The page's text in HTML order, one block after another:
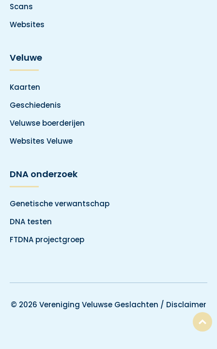
Scans
Websites
Veluwe
Kaarten
Geschiedenis
Veluwse boerderijen
Websites Veluwe
DNA onderzoek
Genetische verwantschap
DNA testen
FTDNA projectgroep
© 2026 Vereniging Veluwse Geslachten / Disclaimer